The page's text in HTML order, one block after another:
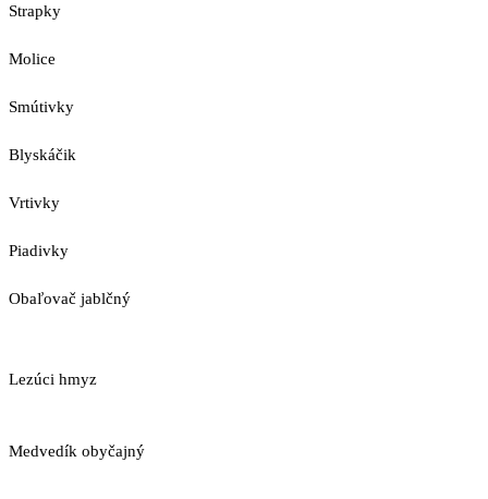
Strapky
Molice
Smútivky
Blyskáčik
Vrtivky
Piadivky
Obaľovač jablčný
Lezúci hmyz
Medvedík obyčajný